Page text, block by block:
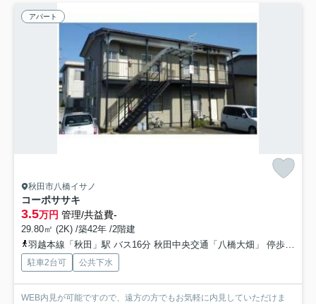
アパート
秋田市八橋イサノ
コーポササキ
3.5万円 管理/共益費-
29.80㎡ (2K) /築42年 /2階建
羽越本線「秋田」駅 バス16分 秋田中央交通「八橋大畑」 停歩9分
駐車2台可 公共下水
WEB内見が可能ですので、遠方の方でもお気軽に内見していただけま